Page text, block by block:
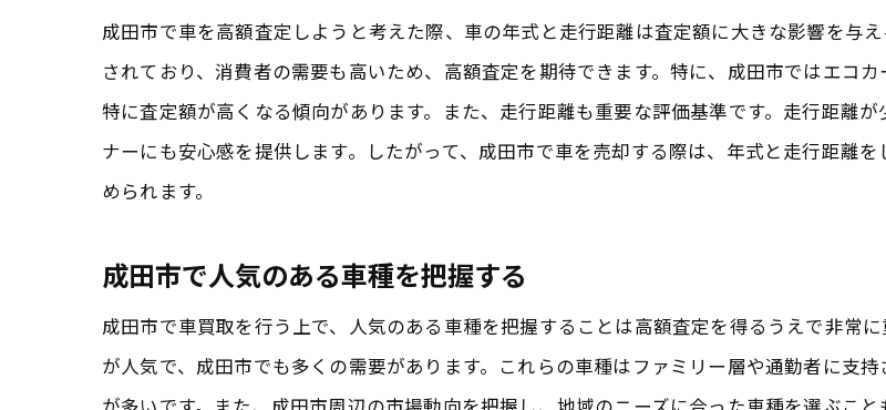
成田市での整備工場の選び方
成田市で評判の良い車買取サービスの見つ
オンラインでの評判を調査する方法
地域密着型の業者の利点
評判の良い業者の選び方のポイント
高額買取を実現するための成田市の市場動
成田市で車を高額査定しようと考えた際、車の年式と走行距離は査定額に大きな影響を与
されており、消費者の需要も高いため、高額査定を期待できます。特に、成田市ではエコ
特に査定額が高くなる傾向があります。また、走行距離も重要な評価基準です。走行距離
ナーにも安心感を提供します。したがって、成田市で車を売却する際は、年式と走行距離
められます。
成田市で人気のある車種を把握する
成田市で車買取を行う上で、人気のある車種を把握することは高額査定を得るうえで非常
が人気で、成田市でも多くの需要があります。これらの車種はファミリー層や通勤者に支